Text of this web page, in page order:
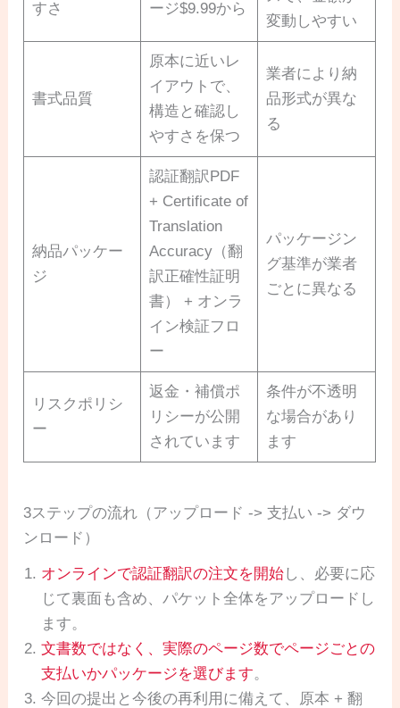
すさ ージ$9.99から
変動しやすい
書式品質
原本に近いレ
イアウトで、
構造と確認し
やすさを保つ
業者により納
品形式が異な
る
納品パッケー
ジ
認証翻訳PDF
+ Certificate of
Translation
Accuracy（翻
訳正確性証明
書） + オンラ
イン検証フロ
ー
パッケージン
グ基準が業者
ごとに異なる
リスクポリシ
ー
返金・補償ポ
リシーが公開
されています
条件が不透明
な場合があり
ます
3ステップの流れ（アップロード -> 支払い -> ダウ
ンロード）
オンラインで認証翻訳の注文を開始し、必要に応
じて裏面も含め、パケット全体をアップロードし
ます。
文書数ではなく、実際のページ数でページごとの
支払いかパッケージを選びます。
今回の提出と今後の再利用に備えて、原本 + 翻